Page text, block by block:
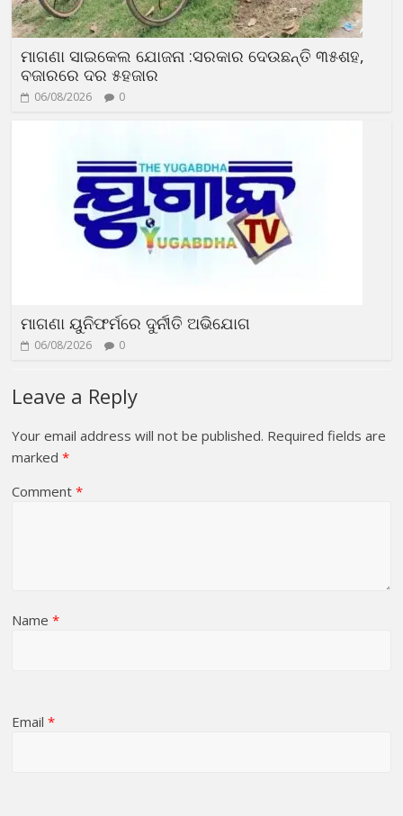
ମାଗଣା ସାଇକେଲ ଯୋଜନା :ସରକାର ଦେଉଛନ୍ତି ୩୫ଶହ,
ବଜାରରେ ଦର ୫ହଜାର
06/08/2026 0
ମାଗଣା ୟୁନିଫର୍ମରେ ଦୁର୍ନୀତି ଅଭିଯୋଗ
06/08/2026 0
Leave a Reply
Your email address will not be published. Required fields are
marked*
Comment*
Name*
Email*